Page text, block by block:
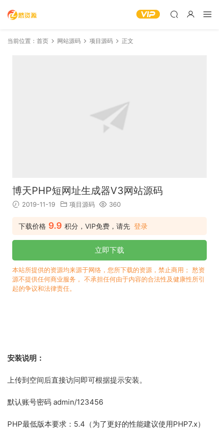
当前位置： 首页 网站源码 项目源码 正文
博天PHP短网址生成器V3网站源码
2019-11-19 项目源码 360
下载价格 9.9 积分，VIP免费，请先 登录
立即下载
本站所提供的资源均来源于网络，您所下载的资源，禁止商用； 愁资
源不提供任何商业服务， 不承担任何由于内容的合法性及健康性所引
起的争议和法律责任。
安装说明：
上传到空间后直接访问即可根据提示安装。
默认账号密码 admin/123456
PHP最低版本要求：5.4（为了更好的性能建议使用PHP7.x）